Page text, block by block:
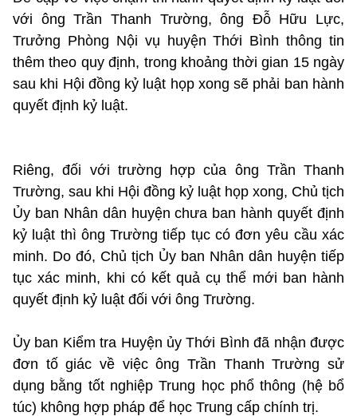
với ông Trần Thanh Trường, ông Đỗ Hữu Lực,
Trưởng Phòng Nội vụ huyện Thới Bình thông tin
thêm theo quy định, trong khoảng thời gian 15 ngày
sau khi Hội đồng kỷ luật họp xong sẽ phải ban hành
quyết định kỷ luật.
Riêng, đối với trường hợp của ông Trần Thanh
Trường, sau khi Hội đồng kỷ luật họp xong, Chủ tịch
Ủy ban Nhân dân huyện chưa ban hành quyết định
kỷ luật thì ông Trường tiếp tục có đơn yêu cầu xác
minh. Do đó, Chủ tịch Ủy ban Nhân dân huyện tiếp
tục xác minh, khi có kết quả cụ thể mới ban hành
quyết định kỷ luật đối với ông Trường.
Ủy ban Kiểm tra Huyện ủy Thới Bình đã nhận được
đơn tố giác về việc ông Trần Thanh Trường sử
dụng bằng tốt nghiệp Trung học phổ thông (hệ bổ
túc) không hợp pháp để học Trung cấp chính trị.